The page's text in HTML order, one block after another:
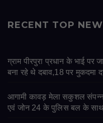
RECENT TOP
ग्राम पीरपुरा प्रधान के भाई
बना रहे थे दबाव,18 पर मुकदमा
आगामी कावड़ मेला सकुशल
एवं जोन 24 के पुलिस बल के साथ